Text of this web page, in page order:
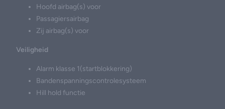
Hoofd airbag(s) voor
Passagiersairbag
Zij airbag(s) voor
Veiligheid
Alarm klasse 1(startblokkering)
Bandenspanningscontrolesysteem
Hill hold functie